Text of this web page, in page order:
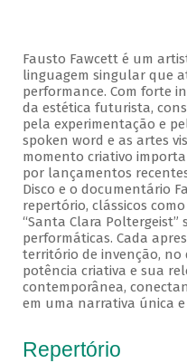
Fausto Fawcett é um
linguagem singular que
performance. Com forte
da estética futurista,
pela experimentação e
spoken word e as artes
momento criativo
por lançamentos
Disco e o documentário
repertório, clássicos como
“Santa Clara Poltergeist”
performáticas. Cada
território de invenção,
potência criativa e sua
contemporânea,
em uma narrativa única
Repertório